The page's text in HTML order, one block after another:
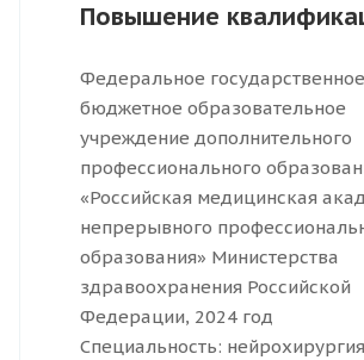
Повышение
Федеральное государственное
бюджетное образовательное
учреждение дополнительного
профессионального
«Российская медицинская
непрерывного
образования» Министерства
здравоохранения Российской
Федерации, 2024 год
Специальность: нейрохирургия